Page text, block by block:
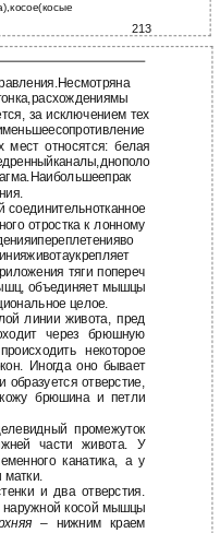
213
за исключением тех
относятся: белая
соединительнотканное
отростка к лонному
тяги попереч
объединяет мышцы
целое.
линии живота, пред
через брюшную
некоторое
Иногда оно бывает
отверстие,
брюшина и петли
промежуток
части живота. У
канатика, а у
матки.
и два отверстия.
наружной косой мышцы
– нижним краем